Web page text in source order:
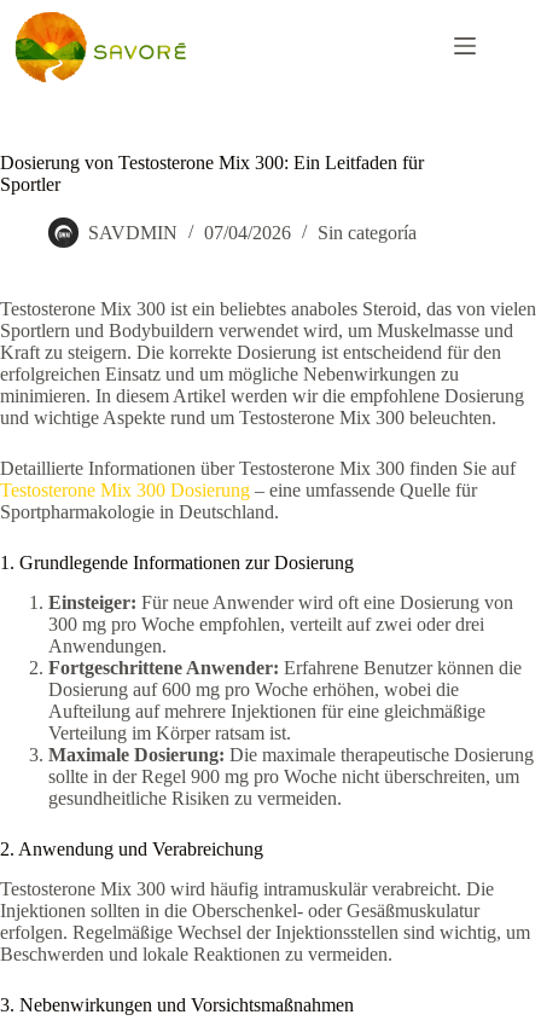
Dosierung von Testosterone Mix 300: Ein Leitfaden für
Sportler
SAVDMIN 07/04/2026 Sin categoría
Testosterone Mix 300 ist ein beliebtes anaboles Steroid, das von vielen
Sportlern und Bodybuildern verwendet wird, um Muskelmasse und
Kraft zu steigern. Die korrekte Dosierung ist entscheidend für den
erfolgreichen Einsatz und um mögliche Nebenwirkungen zu
minimieren. In diesem Artikel werden wir die empfohlene Dosierung
und wichtige Aspekte rund um Testosterone Mix 300 beleuchten.
Detaillierte Informationen über Testosterone Mix 300 finden Sie auf
Testosterone Mix 300 Dosierung – eine umfassende Quelle für
Sportpharmakologie in Deutschland.
1. Grundlegende Informationen zur Dosierung
Einsteiger: Für neue Anwender wird oft eine Dosierung von
300 mg pro Woche empfohlen, verteilt auf zwei oder drei
Anwendungen.
Fortgeschrittene Anwender: Erfahrene Benutzer können die
Dosierung auf 600 mg pro Woche erhöhen, wobei die
Aufteilung auf mehrere Injektionen für eine gleichmäßige
Verteilung im Körper ratsam ist.
Maximale Dosierung: Die maximale therapeutische Dosierung
sollte in der Regel 900 mg pro Woche nicht überschreiten, um
gesundheitliche Risiken zu vermeiden.
2. Anwendung und Verabreichung
Testosterone Mix 300 wird häufig intramuskulär verabreicht. Die
Injektionen sollten in die Oberschenkel- oder Gesäßmuskulatur
erfolgen. Regelmäßige Wechsel der Injektionsstellen sind wichtig, um
Beschwerden und lokale Reaktionen zu vermeiden.
3. Nebenwirkungen und Vorsichtsmaßnahmen